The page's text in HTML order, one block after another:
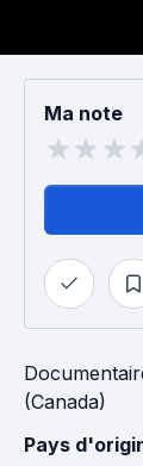
Ma note
(Canada)
Pays